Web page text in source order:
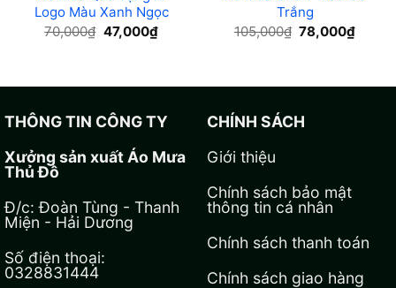
Logo Màu Xanh Ngọc
70,000₫ Original
price
47,000₫Current
price
Trắng
105,000₫ Original
price
78,000₫
THÔNG TIN CÔNG TY
Xưởng sản xuất Áo Mưa
Thủ Đô
Đ/c: Đoàn Tùng - Thanh
Miện - Hải Dương
Số điện thoại:
0328831444
CHÍNH SÁCH
Giới thiệu
Chính sách bảo mật
thông tin cá nhân
Chính sách thanh toán
Chính sách giao hàng